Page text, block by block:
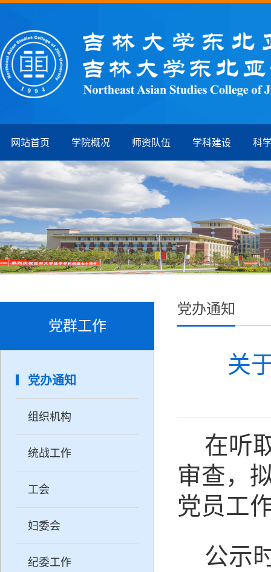
网站首页 学院概况 师资队伍 学科建设 科
党群工作
党办通知
组织机构
统战工作
工会
妇委会
纪委工作
党办通知
关
在听
审查，
党员工
公示